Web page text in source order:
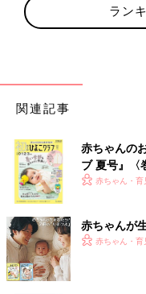
ラン
関連記事
赤ちゃんの
ブ 夏号』〈
く！ おっぱ
赤ちゃん・育
赤ちゃんが
赤ちゃん・育